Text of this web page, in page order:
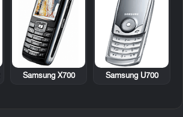
Samsung U700
Samsung X700